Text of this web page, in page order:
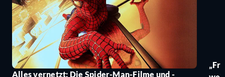
Alles vernetzt: Die Spider-Man-Filme und -